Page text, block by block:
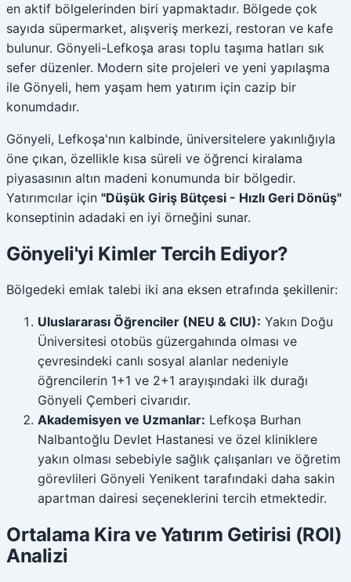
en aktif bölgelerinden biri yapmaktadır. Bölgede çok
sayıda süpermarket, alışveriş merkezi, restoran ve kafe
bulunur. Gönyeli-Lefkoşa arası toplu taşıma hatları sık
sefer düzenler. Modern site projeleri ve yeni yapılaşma
ile Gönyeli, hem yaşam hem yatırım için cazip bir
konumdadır.
Gönyeli, Lefkoşa'nın kalbinde, üniversitelere yakınlığıyla
öne çıkan, özellikle kısa süreli ve öğrenci kiralama
piyasasının altın madeni konumunda bir bölgedir.
Yatırımcılar için "Düşük Giriş Bütçesi - Hızlı Geri Dönüş"
konseptinin adadaki en iyi örneğini sunar.
Gönyeli'yi Kimler Tercih Ediyor?
Bölgedeki emlak talebi iki ana eksen etrafında şekillenir:
Uluslararası Öğrenciler (NEU & CIU): Yakın Doğu
Üniversitesi otobüs güzergahında olması ve
çevresindeki canlı sosyal alanlar nedeniyle
öğrencilerin 1+1 ve 2+1 arayışındaki ilk durağı
Gönyeli Çemberi civarıdır.
Akademisyen ve Uzmanlar: Lefkoşa Burhan
Nalbantoğlu Devlet Hastanesi ve özel kliniklere
yakın olması sebebiyle sağlık çalışanları ve öğretim
görevlileri Gönyeli Yenikent tarafındaki daha sakin
apartman dairesi seçeneklerini tercih etmektedir.
Ortalama Kira ve Yatırım Getirisi (ROI)
Analizi